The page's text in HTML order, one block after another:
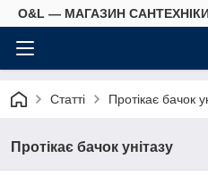
O&L — МАГАЗИН
Статті Протікає бачок
Протікає бачок унітазу